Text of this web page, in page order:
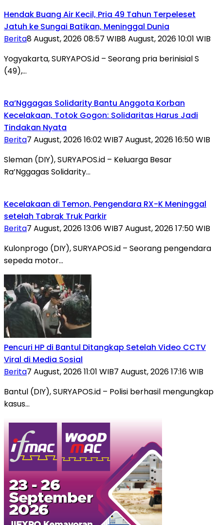
Hendak Buang Air Kecil, Pria 49 Tahun Terpeleset
Jatuh ke Sungai Batikan, Meninggal Dunia
Berita8 August, 2026 08:57 WIB8 August, 2026 10:01 WIB
Yogyakarta, SURYAPOS.id – Seorang pria berinisial S
(49),…
Ra’Nggagas Solidarity Bantu Anggota Korban
Kecelakaan, Totok Gogon: Solidaritas Harus Jadi
Tindakan Nyata
Berita7 August, 2026 16:02 WIB7 August, 2026 16:50 WIB
Sleman (DIY), SURYAPOS.id – Keluarga Besar
Ra’Nggagas Solidarity…
Kecelakaan di Temon, Pengendara RX-K Meninggal
setelah Tabrak Truk Parkir
Berita7 August, 2026 13:06 WIB7 August, 2026 17:50 WIB
Kulonprogo (DIY), SURYAPOS.id – Seorang pengendara
sepeda motor…
Pencuri HP di Bantul Ditangkap Setelah Video CCTV
Viral di Media Sosial
Berita7 August, 2026 11:01 WIB7 August, 2026 17:16 WIB
Bantul (DIY), SURYAPOS.id – Polisi berhasil mengungkap
kasus…